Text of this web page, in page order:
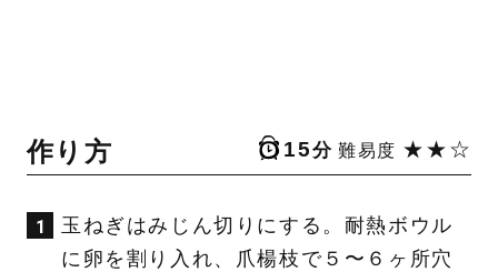
作り方 15分 難易度 ★★☆
玉ねぎはみじん切りにする。耐熱ボウル
に卵を割り入れ、爪楊枝で５〜６ヶ所穴